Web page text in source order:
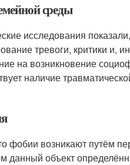
среды
исследования
тревоги, критики и,
на возникновение
наличие
фобии возникают путём
данный объект